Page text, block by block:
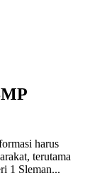
harus
terutama
1 Sleman...